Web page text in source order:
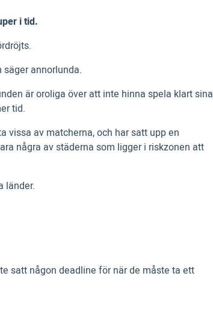
i tid.
annorlunda.
är oroliga över att inte hinna spela klart sina
tid.
vissa av matcherna, och har satt upp en
några av städerna som ligger i riskzonen att
länder.
satt någon deadline för när de måste ta ett